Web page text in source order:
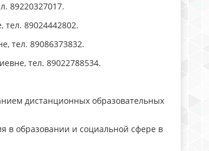
89220327017.
тел. 89024442802.
тел. 89086373832.
тел. 89022788534.
дистанционных образовательных
в образовании и социальной сфере в